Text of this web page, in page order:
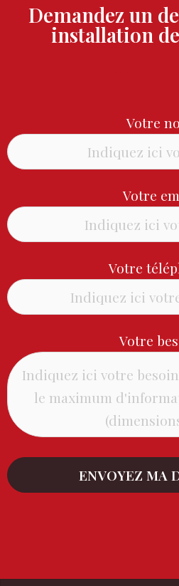
Demandez un
installation
Votre
Votre
Votre
Votre